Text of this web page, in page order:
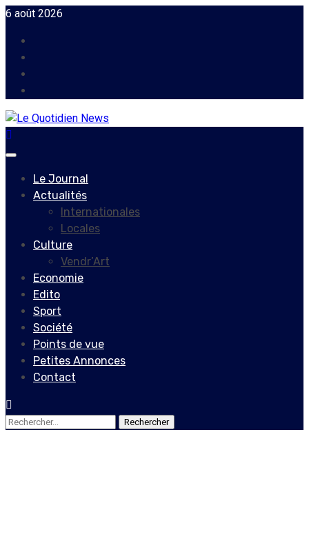
Skip
content
6 août 2026
Primary
Le Journal
Actualités
Internationales
Locales
Culture
Vendr’Art
Economie
Edito
Sport
Société
Points de vue
Petites Annonces
Contact
Rechercher :